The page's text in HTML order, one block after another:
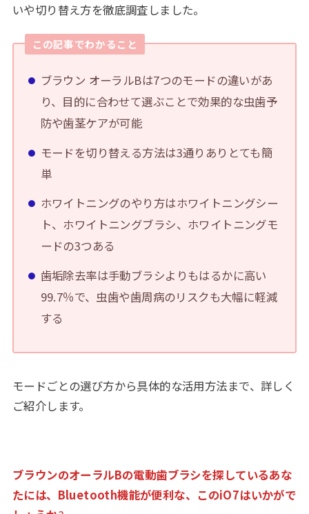
いや切り替え方を徹底調査しました。
この記事でわかること
ブラウン オーラルBは7つのモードの違いがあ
り、目的に合わせて選ぶことで効果的な虫歯予
防や歯茎ケアが可能
モードを切り替える方法は3通りありとても簡
単
ホワイトニングのやり方はホワイトニングシー
ト、ホワイトニングブラシ、ホワイトニングモ
ードの3つある
歯垢除去率は手動ブラシよりもはるかに高い
99.7％で、虫歯や歯周病のリスクも大幅に軽減
する
モードごとの選び方から具体的な活用方法まで、詳しく
ご紹介します。
ブラウンのオーラルBの電動歯ブラシを探しているあな
たには、Bluetooth機能が便利な、このiO7はいかがで